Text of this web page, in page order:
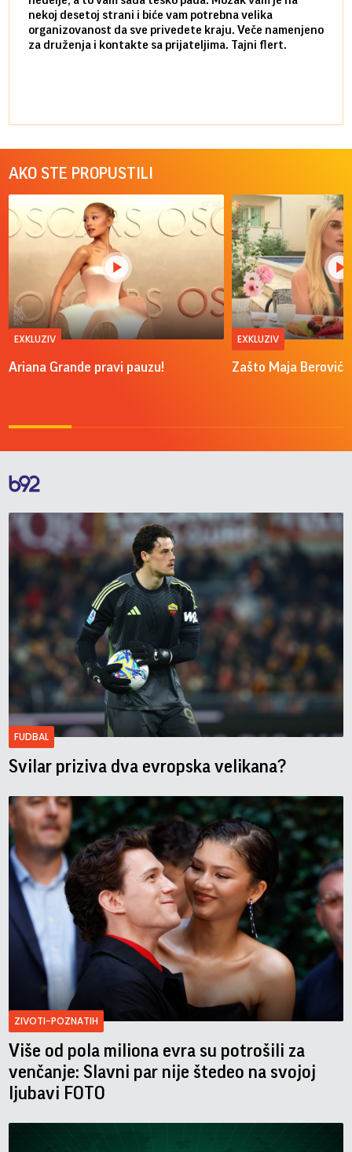
nekoj desetoj strani i biće vam potrebna velika
organizovanost da sve privedete kraju. Veče namenjeno
za druženja i kontakte sa prijateljima. Tajni flert.
AKO STE PROPUSTILI
EXKLUZIV
Ariana Grande pravi pauzu!
EXKLUZIV
Zašto Maja Berović
FUDBAL
Svilar priziva dva evropska velikana?
ZIVOTI-POZNATIH
Više od pola miliona evra su potrošili za
venčanje: Slavni par nije štedeo na svojoj
ljubavi FOTO